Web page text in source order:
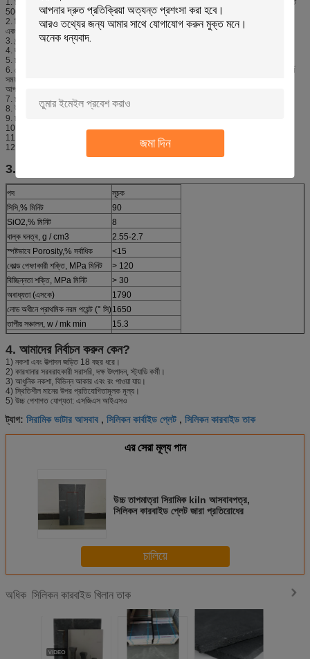
জমা দিন
1. চমৎকার অক্সিডেসন প্রতিরোধের: এটি oxidating বায়ুমণ্ডল জন্য মামলা, এবং সিক Batts এর জীবন পর্যন্ত
500-1000 টা সঠিক অপারেশন এবং sintering হয়।
2. বিচ্ছেদ এবং কম্প্রেসিভ শক্তি প্রতিরোধের চমৎকার মডিউলাস: SiC batts নমন ছাড়া দীর্ঘ সময়ের জন্য
একপাশে ব্যবহার করা যেতে পারে।
3. ক্র্যাক ছাড়া চমৎকার ঠান্ডা এবং গরম প্রতিরোধের।
4. দারুণ পতিত না ছাড়া চমৎকার বাল্ক ঘনত্ব এবং পৃষ্ঠতলতা।
5. চমৎকার sintering তাপমাত্রা পরিসীমা: SiC batts ব্যবহার করা যেতে পারে 800 ° C-1400 ° সি।
6. গ্রেট তীব্রতা: অন্যান্য নির্মাতারা এবং একই আকারের সঙ্গে তুলনা করুন, আমাদের পণ্য warpage ছাড়া দীর্ঘ
সময় পরে thinnest হয়, যাতে এটি শক্তি সংরক্ষণ করুন এবং আপনার ভাঁজ ভলিউম বৃদ্ধি করতে পারেন, এটি
আপনার দক্ষতা এবং অর্থনীতি বৃদ্ধি করতে পারে।
7. চমৎকার তাপ শক প্রতিরোধের।
8. উচ্চ তাপ পরিবাহিতা
9. চমৎকার oxidating প্রতিরোধের
10. উচ্চ তাপমাত্রায় চমৎকার জারা প্রতিরোধের।
11. রাসায়নিক বিরুদ্ধে চমৎকার জারা প্রতিরোধের
12. উচ্চ ঘর্ষণ প্রতিরোধের
3. প্রযুক্তিগত পরামিতি
পদ
সূচক
সিসি,% মিনিট
90
SiO2,% মিনিট
8
বাল্ক ঘনত্ব, g / cm3
2.55-2.7
স্পষ্টভাবে Porosity,% সর্বাধিক
<15
কোল্ড পেষণকারী শক্তি, MPa মিনিট
> 120
বিচ্ছিন্নতা শক্তি, MPa মিনিট
> 30
অবাধ্যতা (এসকে)
1790
লোড অধীনে প্রাথমিক নরম পয়েন্ট (° সি)1650
তাপীয় সঞ্চালন, w / mk min
15.3
4. আমাদের নির্বাচন করুন কেন?
1) নকশা এবং উত্পাদন জড়িত 18 বছর ধরে।
2) কারখানার সরবরাহকারী সরাসরি, দক্ষ উৎপাদন, স্ট্যাডি কর্মী।
3) আধুনিক নকশা, বিভিন্ন আকার এবং রং পাওয়া যায়।
4) স্থিতিশীল মানের উপর প্রতিযোগিতামূলক মূল্য।
5) উচ্চ পেশাগত যোগ্যতা: এসজিএস আইএসও
ট্যাগ: সিরামিক ভাটার আসবাব , সিলিকন কার্বাইড প্লেট , সিলিকন কারবাইড তাক
এর সেরা মূল্য পান
উচ্চ তাপমাত্রা সিরামিক kiln আসবাবপত্র,
সিলিকন কারবাইড প্লেট জারা প্রতিরোধের
চালিয়ে
অধিক সিলিকন কারবাইড খিলান তাক